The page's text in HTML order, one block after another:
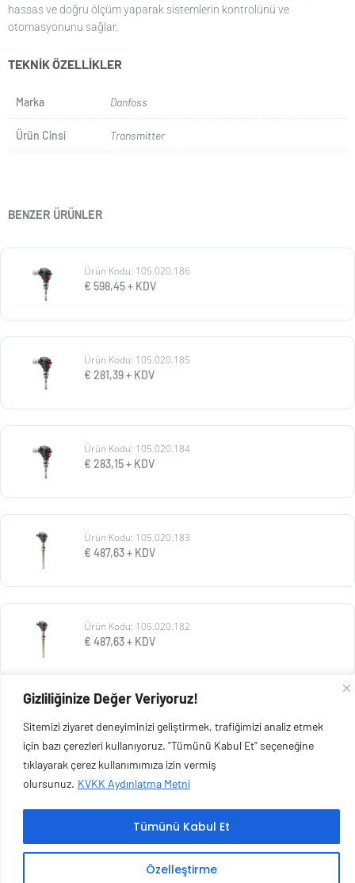
Gizliliğinize Değer Veriyoruz!
Sitemizi ziyaret deneyiminizi geliştirmek, trafiğimizi analiz etmek
için bazı çerezleri kullanıyoruz. "Tümünü Kabul Et" seçeneğine
tıklayarak çerez kullanımımıza izin vermiş
olursunuz. KVKK Aydınlatma Metni
Özelleştirme
Tümünü Kabul Et
hassas ve doğru ölçüm yaparak sistemlerin kontrolünü ve
otomasyonunu sağlar.
TEKNIK ÖZELLIKLER
Marka Danfoss
Ürün Cinsi Transmitter
BENZER ÜRÜNLER
Ürün Kodu: 105.020.186
€ 598,45+ KDV
Ürün Kodu: 105.020.185
€ 281,39+ KDV
Ürün Kodu: 105.020.184
€ 283,15+ KDV
Ürün Kodu: 105.020.183
€ 487,63+ KDV
Ürün Kodu: 105.020.182
€ 487,63+ KDV
€487,63+ KDV
Copyright © 2026 Esen Isıtma Soğutma İnşaat Ltd Şti | Tüm Hakları Saklıdır.